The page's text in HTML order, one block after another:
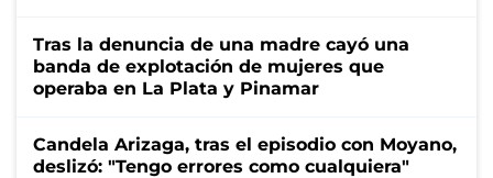
Tras la denuncia de una madre cayó una
banda de explotación de mujeres que
operaba en La Plata y Pinamar
Candela Arizaga, tras el episodio con Moyano,
deslizó: "Tengo errores como cualquiera"